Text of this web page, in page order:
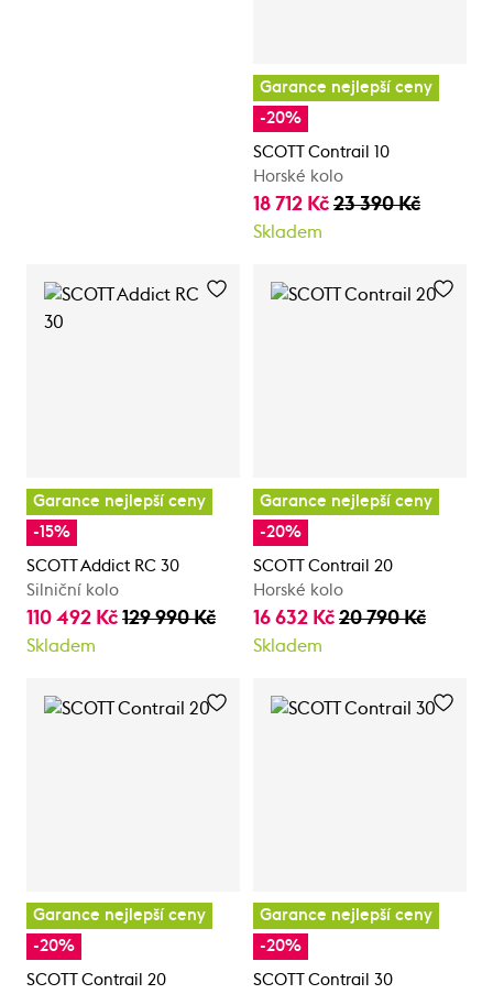
Garance nejlepší ceny
-20%
SCOTT Contrail 10
Horské kolo
18 712 Kč 23 390 Kč
Skladem
Garance nejlepší ceny
-15%
SCOTT Addict RC 30
Silniční kolo
110 492 Kč 129 990 Kč
Skladem
Garance nejlepší ceny
-20%
SCOTT Contrail 20
Horské kolo
16 632 Kč 20 790 Kč
Skladem
Garance nejlepší ceny
-20%
SCOTT Contrail 20
Garance nejlepší ceny
-20%
SCOTT Contrail 30